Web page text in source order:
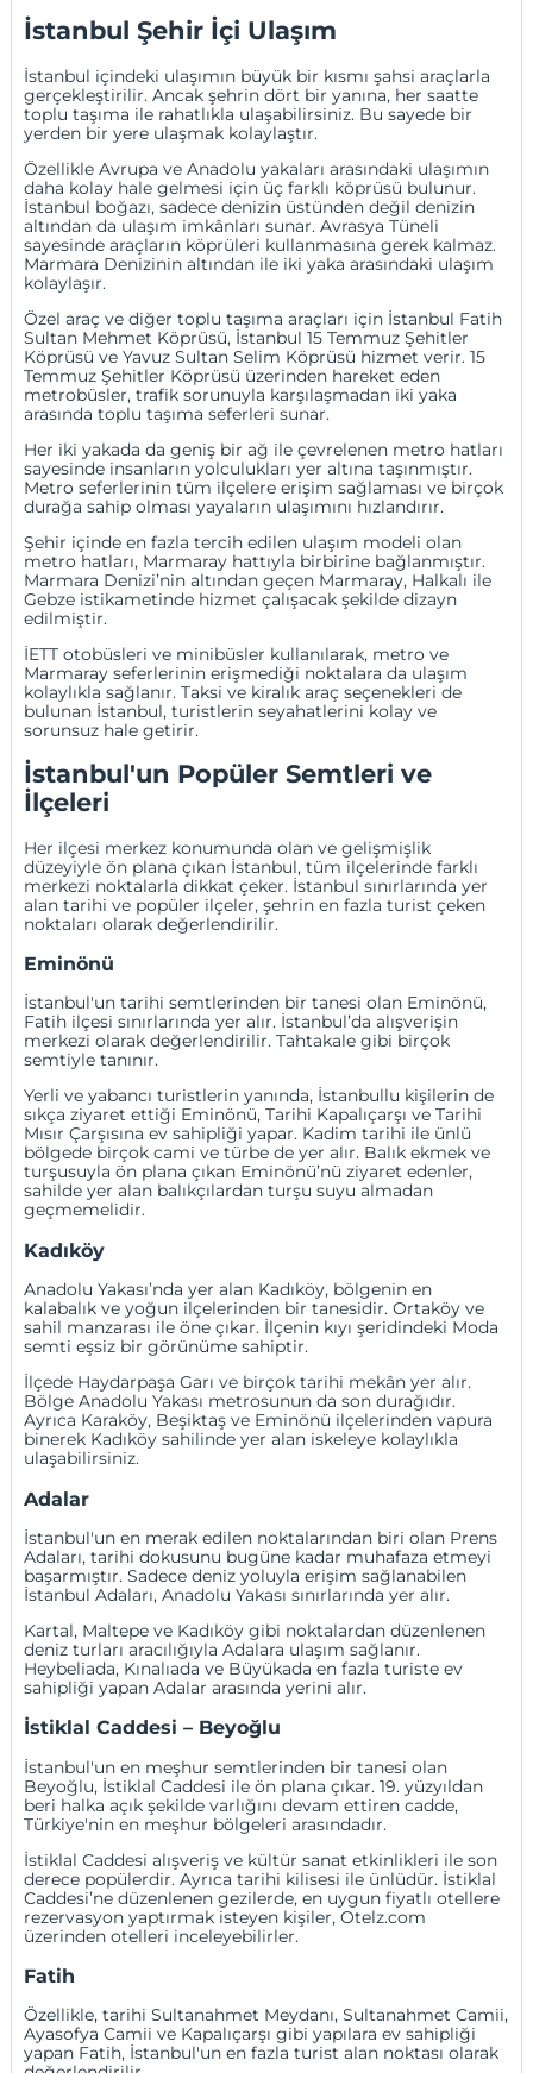
İstanbul Şehir İçi Ulaşım
İstanbul içindeki ulaşımın büyük bir kısmı şahsi araçlarla
gerçekleştirilir. Ancak şehrin dört bir yanına, her saatte
toplu taşıma ile rahatlıkla ulaşabilirsiniz. Bu sayede bir
yerden bir yere ulaşmak kolaylaştır.
Özellikle Avrupa ve Anadolu yakaları arasındaki ulaşımın
daha kolay hale gelmesi için üç farklı köprüsü bulunur.
İstanbul boğazı, sadece denizin üstünden değil denizin
altından da ulaşım imkânları sunar. Avrasya Tüneli
sayesinde araçların köprüleri kullanmasına gerek kalmaz.
Marmara Denizinin altından ile iki yaka arasındaki ulaşım
kolaylaşır.
Özel araç ve diğer toplu taşıma araçları için İstanbul Fatih
Sultan Mehmet Köprüsü, İstanbul 15 Temmuz Şehitler
Köprüsü ve Yavuz Sultan Selim Köprüsü hizmet verir. 15
Temmuz Şehitler Köprüsü üzerinden hareket eden
metrobüsler, trafik sorunuyla karşılaşmadan iki yaka
arasında toplu taşıma seferleri sunar.
Her iki yakada da geniş bir ağ ile çevrelenen metro hatları
sayesinde insanların yolculukları yer altına taşınmıştır.
Metro seferlerinin tüm ilçelere erişim sağlaması ve birçok
durağa sahip olması yayaların ulaşımını hızlandırır.
Şehir içinde en fazla tercih edilen ulaşım modeli olan
metro hatları, Marmaray hattıyla birbirine bağlanmıştır.
Marmara Denizi’nin altından geçen Marmaray, Halkalı ile
Gebze istikametinde hizmet çalışacak şekilde dizayn
edilmiştir.
İETT otobüsleri ve minibüsler kullanılarak, metro ve
Marmaray seferlerinin erişmediği noktalara da ulaşım
kolaylıkla sağlanır. Taksi ve kiralık araç seçenekleri de
bulunan İstanbul, turistlerin seyahatlerini kolay ve
sorunsuz hale getirir.
İstanbul'un Popüler Semtleri ve
İlçeleri
Her ilçesi merkez konumunda olan ve gelişmişlik
düzeyiyle ön plana çıkan İstanbul, tüm ilçelerinde farklı
merkezi noktalarla dikkat çeker. İstanbul sınırlarında yer
alan tarihi ve popüler ilçeler, şehrin en fazla turist çeken
noktaları olarak değerlendirilir.
Eminönü
İstanbul'un tarihi semtlerinden bir tanesi olan Eminönü,
Fatih ilçesi sınırlarında yer alır. İstanbul’da alışverişin
merkezi olarak değerlendirilir. Tahtakale gibi birçok
semtiyle tanınır.
Yerli ve yabancı turistlerin yanında, İstanbullu kişilerin de
sıkça ziyaret ettiği Eminönü, Tarihi Kapalıçarşı ve Tarihi
Mısır Çarşısına ev sahipliği yapar. Kadim tarihi ile ünlü
bölgede birçok cami ve türbe de yer alır. Balık ekmek ve
turşusuyla ön plana çıkan Eminönü’nü ziyaret edenler,
sahilde yer alan balıkçılardan turşu suyu almadan
geçmemelidir.
Kadıköy
Anadolu Yakası’nda yer alan Kadıköy, bölgenin en
kalabalık ve yoğun ilçelerinden bir tanesidir.Ortaköy ve
sahil manzarası ile öne çıkar. İlçenin kıyı şeridindeki Moda
semti eşsiz bir görünüme sahiptir.
İlçede Haydarpaşa Garı ve birçok tarihi mekân yer alır.
Bölge Anadolu Yakası metrosunun da son durağıdır.
Ayrıca Karaköy, Beşiktaşve Eminönü ilçelerinden vapura
binerek Kadıköy sahilinde yer alan iskeleye kolaylıkla
ulaşabilirsiniz.
Adalar
İstanbul'un en merak edilen noktalarından biri olan Prens
Adaları, tarihi dokusunu bugüne kadar muhafaza etmeyi
başarmıştır. Sadece deniz yoluyla erişim sağlanabilen
İstanbul Adaları, Anadolu Yakası sınırlarında yer alır.
Kartal, Maltepe ve Kadıköy gibi noktalardan düzenlenen
deniz turları aracılığıylaAdalara ulaşım sağlanır.
Heybeliada, Kınalıada ve Büyükada en fazla turiste ev
sahipliği yapan Adalar arasında yerini alır.
İstiklal Caddesi – Beyoğlu
İstanbul'un en meşhur semtlerinden bir tanesi olan
Beyoğlu, İstiklal Caddesi ile ön plana çıkar. 19. yüzyıldan
beri halka açık şekilde varlığını devam ettiren cadde,
Türkiye'nin en meşhur bölgeleri arasındadır.
İstiklal Caddesi alışveriş ve kültür sanat etkinlikleri ile son
derece popülerdir. Ayrıca tarihi kilisesi ile ünlüdür. İstiklal
Caddesi’ne düzenlenen gezilerde, en uygun fiyatlı otellere
rezervasyon yaptırmak isteyen kişiler, Otelz.com
üzerinden otelleri inceleyebilirler.
Fatih
Özellikle, tarihiSultanahmet Meydanı, Sultanahmet Camii,
Ayasofya Camii ve Kapalıçarşı gibi yapılara ev sahipliği
yapan Fatih, İstanbul'un en fazla turist alan noktası olarak